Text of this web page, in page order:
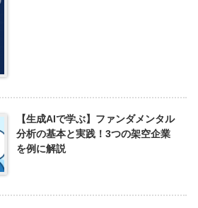
【生成AIで学ぶ】ファンダメンタル
分析の基本と実践！3つの架空企業
を例に解説